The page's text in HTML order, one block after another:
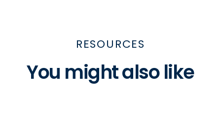
RESOURCES
You might also like